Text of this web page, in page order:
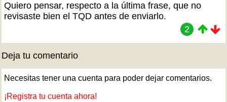
Quiero pensar, respecto a la última frase, que no
revisaste bien el TQD antes de enviarlo.
2
Deja tu comentario
Necesitas tener una cuenta para poder dejar comentarios.
¡Registra tu cuenta ahora!